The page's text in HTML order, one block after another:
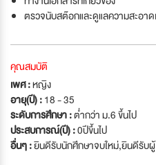
ตรวจนับสต๊อกและดูแลความสะอา
คุณสมบัติ
เพศ :หญิง
อายุ(ปี) :18 - 35
ระดับการศึกษา :ต่ำกว่า ม.6 ขึ้นไป
ประสบการณ์(ปี) :0ปีขึ้นไป
อื่นๆ :ยินดีรับนักศึกษาจบใหม่,ยินดีรับ